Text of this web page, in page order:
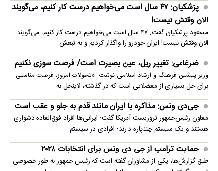
پزشکیان: ۴۷ سال است می‌خواهیم درست کار کنیم، می‌گویند
الان وقتش نیست!
مسعود پزشکیان گفت: ۴۷ سال است می‌خواهیم درست کار کنیم، می‌گویند
الان وقتش نیست! ایران خودرو را واگذار کردیم و به تبعش…
ضرغامی: تغییر ریل، عین بصیرت است/ فرصت سوزی نکنیم
وزیر پیشین فرهنگ و ارشاد اسلامی نوشت: «تحولات امروز، فرصت مناسبی
برای حل بسیاری از معضلاتی‌ است که در گذشته، لاینحل به…
جی‌دی ونس: مذاکره با ایران مانند قدم به جلو و عقب است
معاون رئیس‌جمهور تروریست آمریکا گفت: ایرانی‌ها افراد فوق‌العاده دشواری
هستند و یک سیستم چندپاره دارند؛ افرادی در سیستم…
حمایت ترامپ از جی دی ونس برای انتخابات ۲۰۲۸
طبق گزارش‌ها، یکی از مشاوران گفته است که رئیس جمهور به طور خصوصی